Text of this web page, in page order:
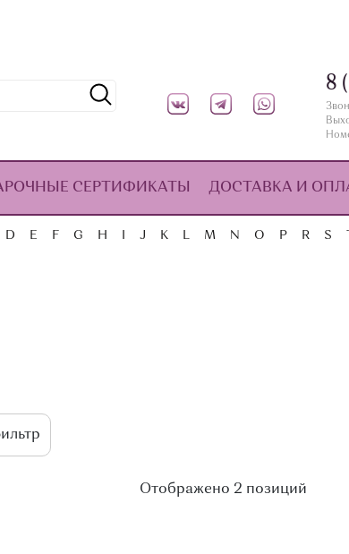
8
СЕРТИФИКАТЫ ДОСТАВКА И
D E F G H J K L M N O P R S
Отображено 2 позиций